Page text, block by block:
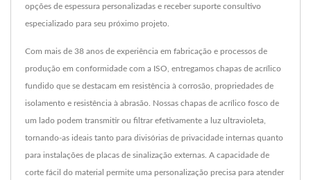
opções de espessura personalizadas e receber suporte consultivo
especializado para seu próximo projeto.
Com mais de 38 anos de experiência em fabricação e processos de
produção em conformidade com a ISO, entregamos chapas de acrílico
fundido que se destacam em resistência à corrosão, propriedades de
isolamento e resistência à abrasão. Nossas chapas de acrílico fosco de
um lado podem transmitir ou filtrar efetivamente a luz ultravioleta,
tornando-as ideais tanto para divisórias de privacidade internas quanto
para instalações de placas de sinalização externas. A capacidade de
corte fácil do material permite uma personalização precisa para atender